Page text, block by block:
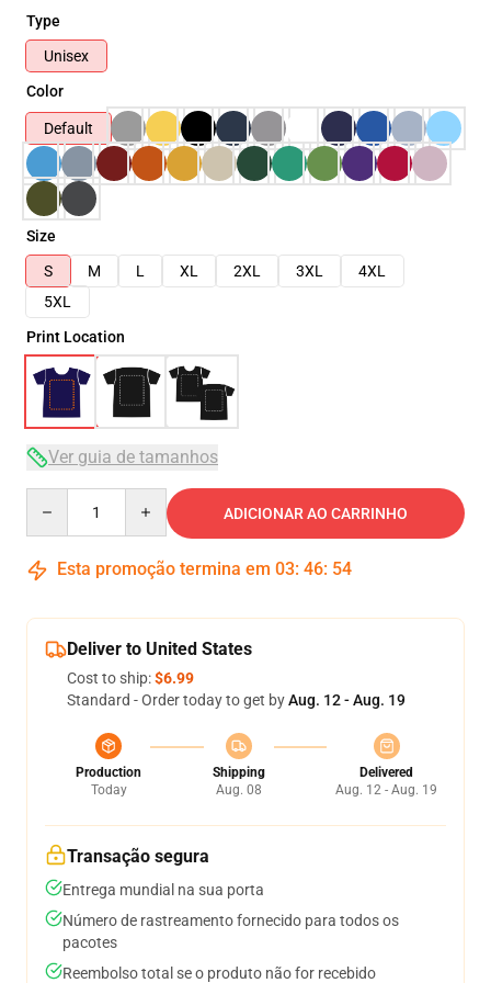
Type
Unisex
Color
Default
Size
S
M L XL 2XL 3XL
4XL
5XL
Print Location
Ver guia de tamanhos
ADICIONAR AO CARRINHO
Esta promoção termina em 03: 46: 54
Deliver to United States
Cost to ship:$6.99
Standard - Order today to get byAug. 12 - Aug. 19
Production
Today
Shipping
Aug. 08
Delivered
Aug. 12 - Aug. 19
Transação segura
Entrega mundial na sua porta
Número de rastreamento fornecido para todos os
pacotes
Reembolso total se o produto não for recebido